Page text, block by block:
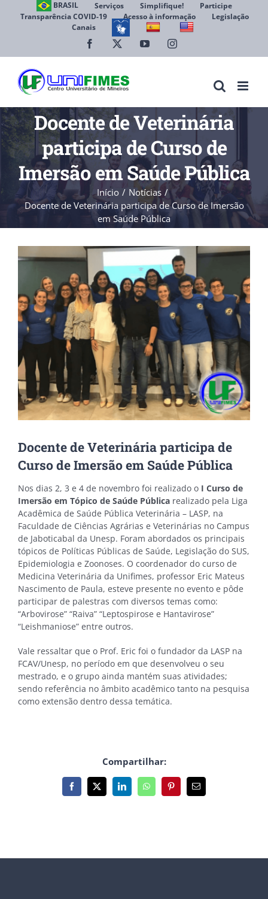
BRASIL Serviços Simplifique!
Participe
Transparência COVID-19
Acesso à informação
Legislação
Canais
Facebook YouTubeInstagram
Docente de Veterinária
participa de Curso de
Imersão em Saúde Pública
Início
Notícias
Docente de Veterinária participa de Curso de Imersão
em Saúde Pública
Larger
Docente de Veterinária participa de
Curso de Imersão em Saúde Pública
Nos dias 2, 3 e 4 de novembro foi realizado o I Curso de
Imersão em Tópico de Saúde Pública realizado pela Liga
Acadêmica de Saúde Pública Veterinária – LASP, na
Faculdade de Ciências Agrárias e Veterinárias no Campus
de Jaboticabal da Unesp. Foram abordados os principais
tópicos de Políticas Públicas de Saúde, Legislação do SUS,
Epidemiologia e Zoonoses. O coordenador do curso de
Medicina Veterinária da Unifimes, professor Eric Mateus
Nascimento de Paula, esteve presente no evento e pôde
participar de palestras com diversos temas como:
“Arbovirose” “Raiva” “Leptospirose e Hantavirose”
“Leishmaniose” entre outros.
Vale ressaltar que o Prof. Eric foi o fundador da LASP na
FCAV/Unesp, no período em que desenvolveu o seu
mestrado, e o grupo ainda mantém suas atividades;
sendo referência no âmbito acadêmico tanto na pesquisa
como extensão dentro dessa temática.
Compartilhar:
Facebook
X LinkedInWhatsAppPinterest
E-
mail